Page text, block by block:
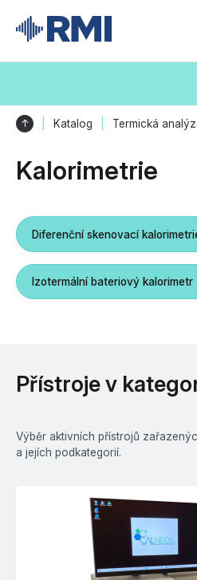
↑ Katalog Termická
Kalorimetrie
Diferenční skenovací
Izotermální bateriový kalorimetr
Přístroje v
Výběr aktivních přístrojů
a jejích podkategorií.